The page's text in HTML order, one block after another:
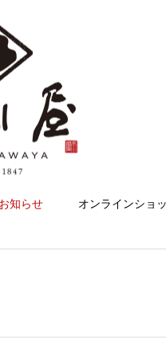
お知らせ オンラインショ